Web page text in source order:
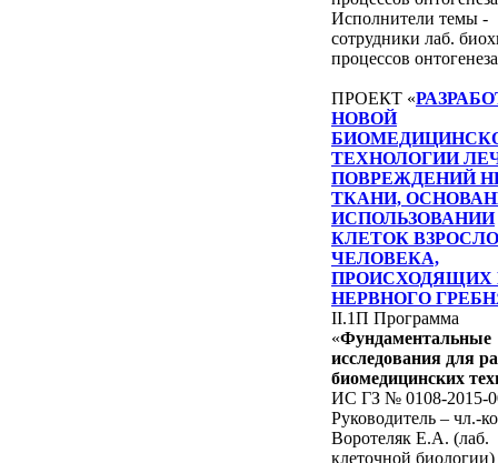
Исполнители темы -
сотрудники лаб.
процессов онтогенеза
ПРОЕКТ «
НОВОЙ
ТЕХНОЛОГИИ
ПОВРЕЖДЕНИЙ
ТКАНИ,
ИСПОЛЬЗОВАНИИ
КЛЕТОК
ЧЕЛОВЕКА,
ПРОИСХОДЯЩИХ
НЕРВНОГО
II.1П Программа
«Фундаментальные
исследования для
биомедицинских
ИС ГЗ № 0108-2015-
Руководитель – чл.-
Воротеляк Е.А. (лаб.
клеточной биологии)